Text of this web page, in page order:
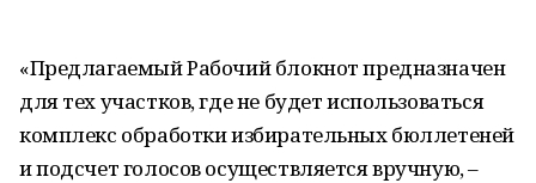
«Предлагаемый Рабочий блокнот предназначен
для тех участков, где не будет использоваться
комплекс обработки избирательных бюллетеней
и подсчет голосов осуществляется вручную, –